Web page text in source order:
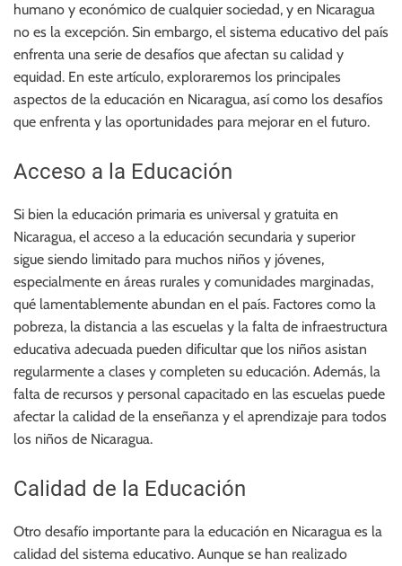
humano y económico de cualquier sociedad, y en Nicaragua
no es la excepción. Sin embargo, el sistema educativo del país
enfrenta una serie de desafíos que afectan su calidad y
equidad. En este artículo, exploraremos los principales
aspectos de la educación en Nicaragua, así como los desafíos
que enfrenta y las oportunidades para mejorar en el futuro.
Acceso a la Educación
Si bien la educación primaria es universal y gratuita en
Nicaragua, el acceso a la educación secundaria y superior
sigue siendo limitado para muchos niños y jóvenes,
especialmente en áreas rurales y comunidades marginadas,
qué lamentablemente abundan en el país. Factores como la
pobreza, la distancia a las escuelas y la falta de infraestructura
educativa adecuada pueden dificultar que los niños asistan
regularmente a clases y completen su educación. Además, la
falta de recursos y personal capacitado en las escuelas puede
afectar la calidad de la enseñanza y el aprendizaje para todos
los niños de Nicaragua.
Calidad de la Educación
Otro desafío importante para la educación en Nicaragua es la
calidad del sistema educativo. Aunque se han realizado